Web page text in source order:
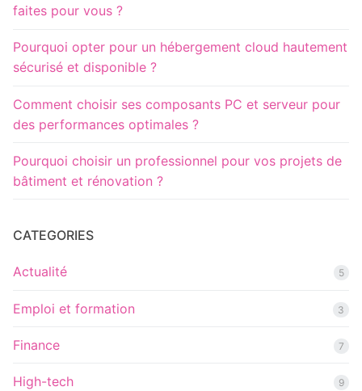
faites pour vous ?
Pourquoi opter pour un hébergement cloud hautement
sécurisé et disponible ?
Comment choisir ses composants PC et serveur pour
des performances optimales ?
Pourquoi choisir un professionnel pour vos projets de
bâtiment et rénovation ?
CATEGORIES
Actualité 5
Emploi et formation 3
Finance 7
High-tech 9